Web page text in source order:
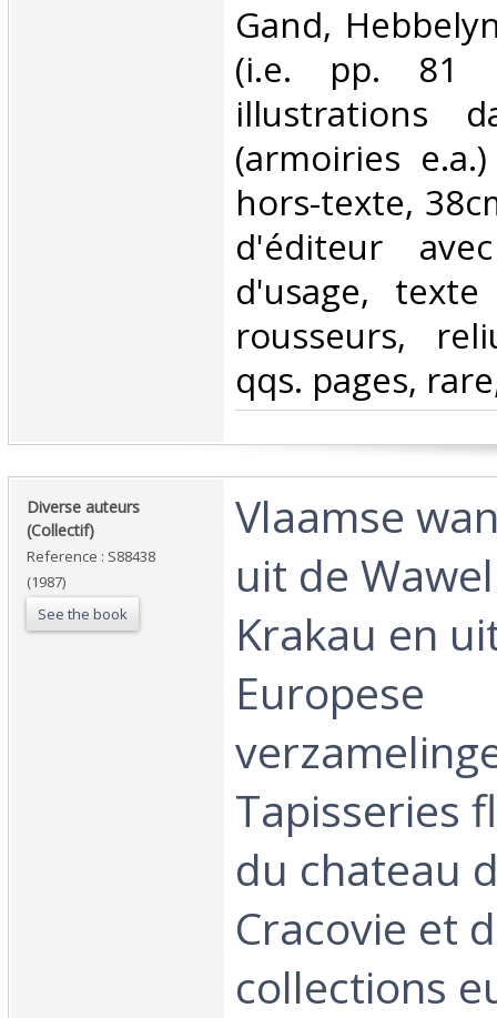
‎Gand,
(i.e. pp. 81
illustrations
(armoiries
hors-texte,
d'éditeur
d'usage,
rousseurs,
qqs. pages,
‎Diverse auteurs
(Collectif)‎
Reference : S88438
(1987)
See the book
‎Vlaamse
uit de
Krakau en
Europese
Tapisseries
du chateau
Cracovie et
collections